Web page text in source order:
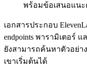
พร้อมข้อเสนอแนะ
เอกสารประกอบ
endpoints พารามิเตอร์
ยังสามารถค้นหาตัวอย่
เขาเริ่มต้นได้